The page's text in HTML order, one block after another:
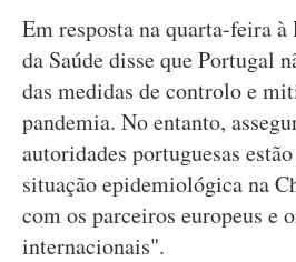
Em resposta na quarta-feira
da Saúde disse que Portugal
das medidas de controlo e
pandemia. No entanto,
autoridades portuguesas
situação epidemiológica na
com os parceiros europeus e
internacionais".